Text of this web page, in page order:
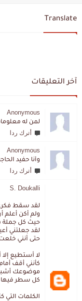
Translate
آخر التعليقات
Anonymous
أترك ردا
Anonymous
أترك ردا
S. Doukalli
لقد سقط
ولم أكن أعلم
حيث كل جملة
لقد جعلتني
حتى أنني خلعت
لا أستطيع
كأنني أقف
موضوعك أشبه
كل سطر فيها
الكلمات التي